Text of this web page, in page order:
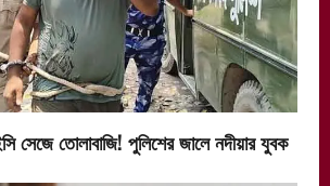
সেজে তোলাবাজি! পুলিশের জালে নদীয়ার যুবক